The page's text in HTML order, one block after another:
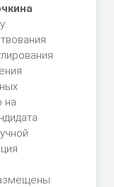
на